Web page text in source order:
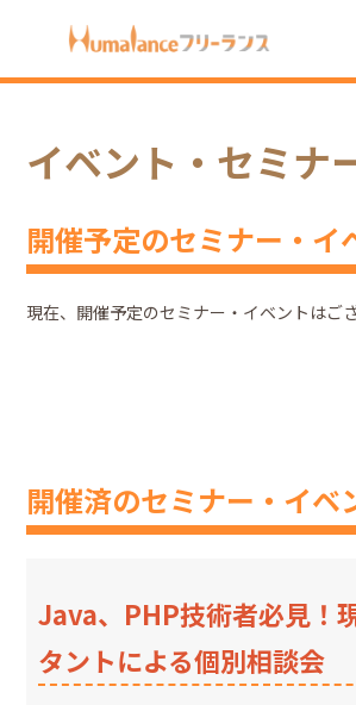
HOME イベント・セミナー
イベント・セミナ
開催予定のセミナー・イ
現在、開催予定のセミナー・イベントはご
開催済のセミナー・イベ
Java、PHP技術者必見！
タントによる個別相談会